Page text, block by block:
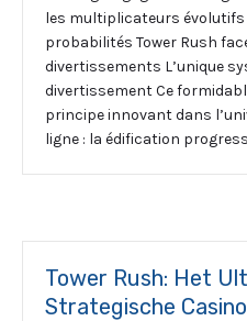
les multiplicateurs
probabilités Tower Rush
divertissements L’unique
divertissement Ce
principe innovant dans
ligne : la édification
Tower Rush: Het
Strategische